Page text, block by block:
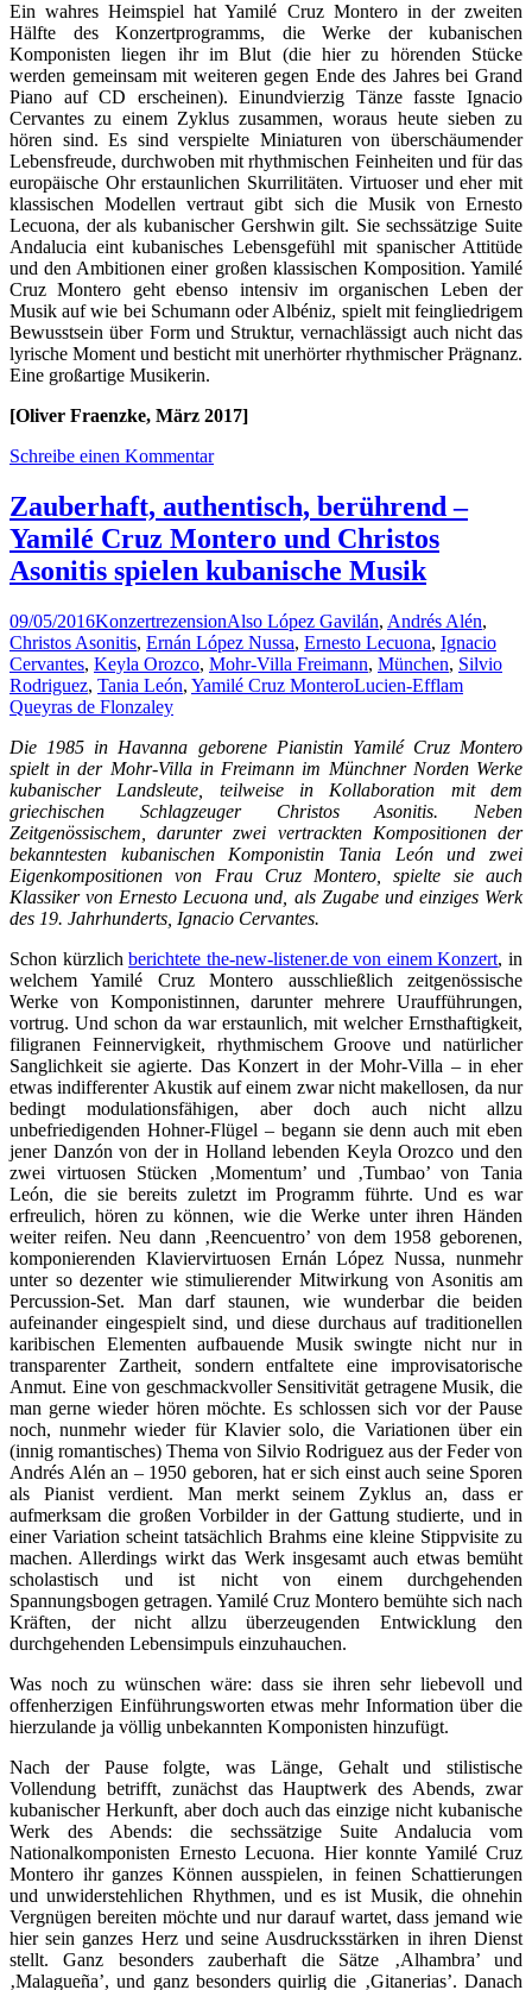
Ein wahres Heimspiel hat Yamilé Cruz Montero in der zweiten
Hälfte des Konzertprogramms, die Werke der kubanischen
Komponisten liegen ihr im Blut (die hier zu hörenden Stücke
werden gemeinsam mit weiteren gegen Ende des Jahres bei Grand
Piano auf CD erscheinen). Einundvierzig Tänze fasste Ignacio
Cervantes zu einem Zyklus zusammen, woraus heute sieben zu
hören sind. Es sind verspielte Miniaturen von überschäumender
Lebensfreude, durchwoben mit rhythmischen Feinheiten und für das
europäische Ohr erstaunlichen Skurrilitäten. Virtuoser und eher mit
klassischen Modellen vertraut gibt sich die Musik von Ernesto
Lecuona, der als kubanischer Gershwin gilt. Sie sechssätzige Suite
Andalucia eint kubanisches Lebensgefühl mit spanischer Attitüde
und den Ambitionen einer großen klassischen Komposition. Yamilé
Cruz Montero geht ebenso intensiv im organischen Leben der
Musik auf wie bei Schumann oder Albéniz, spielt mit feingliedrigem
Bewusstsein über Form und Struktur, vernachlässigt auch nicht das
lyrische Moment und besticht mit unerhörter rhythmischer Prägnanz.
Eine großartige Musikerin.
[Oliver Fraenzke, März 2017]
Schreibe einen Kommentar
Zauberhaft, authentisch, berührend –
Yamilé Cruz Montero und Christos
Asonitis spielen kubanische Musik
09/05/2016KonzertrezensionAlso López Gavilán, Andrés Alén,
Christos Asonitis, Ernán López Nussa, Ernesto Lecuona, Ignacio
Cervantes, Keyla Orozco, Mohr-Villa Freimann, München, Silvio
Rodriguez, Tania León, Yamilé Cruz MonteroLucien-Efflam
Queyras de Flonzaley
Die 1985 in Havanna geborene Pianistin Yamilé Cruz Montero
spielt in der Mohr-Villa in Freimann im Münchner Norden Werke
kubanischer Landsleute, teilweise in Kollaboration mit dem
griechischen Schlagzeuger Christos Asonitis. Neben
Zeitgenössischem, darunter zwei vertrackten Kompositionen der
bekanntesten kubanischen Komponistin Tania León und zwei
Eigenkompositionen von Frau Cruz Montero, spielte sie auch
Klassiker von Ernesto Lecuona und, als Zugabe und einziges Werk
des 19. Jahrhunderts, Ignacio Cervantes.
Schon kürzlichberichtete the-new-listener.de von einem Konzert, in
welchem Yamilé Cruz Montero ausschließlich zeitgenössische
Werke von Komponistinnen, darunter mehrere Uraufführungen,
vortrug. Und schon da war erstaunlich, mit welcher Ernsthaftigkeit,
filigranen Feinnervigkeit, rhythmischem Groove und natürlicher
Sanglichkeit sie agierte. Das Konzert in der Mohr-Villa – in eher
etwas indifferenter Akustik auf einem zwar nicht makellosen, da nur
bedingt modulationsfähigen, aber doch auch nicht allzu
unbefriedigenden Hohner-Flügel – begann sie denn auch mit eben
jener Danzón von der in Holland lebenden Keyla Orozco und den
zwei virtuosen Stücken ‚Momentum’ und ‚Tumbao’ von Tania
León, die sie bereits zuletzt im Programm führte. Und es war
erfreulich, hören zu können, wie die Werke unter ihren Händen
weiter reifen. Neu dann ‚Reencuentro’ von dem 1958 geborenen,
komponierenden Klaviervirtuosen Ernán López Nussa, nunmehr
unter so dezenter wie stimulierender Mitwirkung von Asonitis am
Percussion-Set. Man darf staunen, wie wunderbar die beiden
aufeinander eingespielt sind, und diese durchaus auf traditionellen
karibischen Elementen aufbauende Musik swingte nicht nur in
transparenter Zartheit, sondern entfaltete eine improvisatorische
Anmut. Eine von geschmackvoller Sensitivität getragene Musik, die
man gerne wieder hören möchte. Es schlossen sich vor der Pause
noch, nunmehr wieder für Klavier solo, die Variationen über ein
(innig romantisches) Thema von Silvio Rodriguez aus der Feder von
Andrés Alén an – 1950 geboren, hat er sich einst auch seine Sporen
als Pianist verdient. Man merkt seinem Zyklus an, dass er
aufmerksam die großen Vorbilder in der Gattung studierte, und in
einer Variation scheint tatsächlich Brahms eine kleine Stippvisite zu
machen. Allerdings wirkt das Werk insgesamt auch etwas bemüht
scholastisch und ist nicht von einem durchgehenden
Spannungsbogen getragen. Yamilé Cruz Montero bemühte sich nach
Kräften, der nicht allzu überzeugenden Entwicklung den
durchgehenden Lebensimpuls einzuhauchen.
Was noch zu wünschen wäre: dass sie ihren sehr liebevoll und
offenherzigen Einführungsworten etwas mehr Information über die
hierzulande ja völlig unbekannten Komponisten hinzufügt.
Nach der Pause folgte, was Länge, Gehalt und stilistische
Vollendung betrifft, zunächst das Hauptwerk des Abends, zwar
kubanischer Herkunft, aber doch auch das einzige nicht kubanische
Werk des Abends: die sechssätzige Suite Andalucia vom
Nationalkomponisten Ernesto Lecuona. Hier konnte Yamilé Cruz
Montero ihr ganzes Können ausspielen, in feinen Schattierungen
und unwiderstehlichen Rhythmen, und es ist Musik, die ohnehin
Vergnügen bereiten möchte und nur darauf wartet, dass jemand wie
hier sein ganzes Herz und seine Ausdrucksstärken in ihren Dienst
stellt. Ganz besonders zauberhaft die Sätze ‚Alhambra’ und
‚Malagueña’, und ganz besonders quirlig die ‚Gitanerias’. Danach